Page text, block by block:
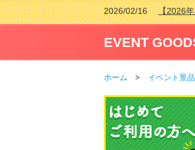
2026/02/16【2026
2026/02/03【2026
2026/07/15【2026
2026/04/03【2026
EVENT
ホーム > イベント景品